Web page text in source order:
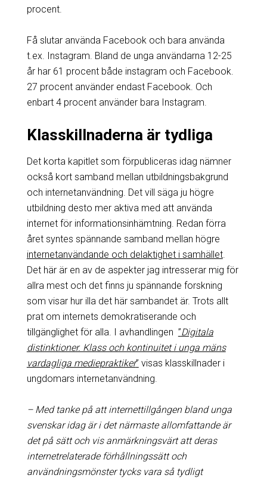
procent.
Få slutar använda Facebook och bara använda
t.ex. Instagram. Bland de unga användarna 12-25
år har 61 procent både instagram och Facebook.
27 procent använder endast Facebook. Och
enbart 4 procent använder bara Instagram.
Klasskillnaderna är tydliga
Det korta kapitlet som förpubliceras idag nämner
också kort samband mellan utbildningsbakgrund
och internetanvändning. Det vill säga ju högre
utbildning desto mer aktiva med att använda
internet för informationsinhämtning. Redan förra
året syntes spännande samband mellan högre
internetanvändande och delaktighet i samhället.
Det här är en av de aspekter jag intresserar mig för
allra mest och det finns ju spännande forskning
som visar hur illa det här sambandet är. Trots allt
prat om internets demokratiserande och
tillgänglighet för alla. I avhandlingen ”Digitala
distinktioner. Klass och kontinuitet i unga mäns
vardagliga mediepraktiker” visas klasskillnader i
ungdomars internetanvändning.
– Med tanke på att internettillgången bland unga
svenskar idag är i det närmaste allomfattande är
det på sätt och vis anmärkningsvärt att deras
internetrelaterade förhållningssätt och
användningsmönster tycks vara så tydligt